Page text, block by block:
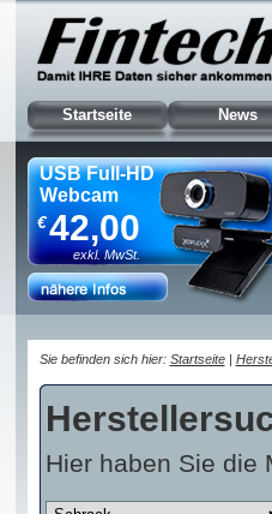
Startseite News
USB Full-HD
Webcam
42,00
€
exkl. MwSt.
Sie befinden sich hier: Startseite|
Hier haben Sie die